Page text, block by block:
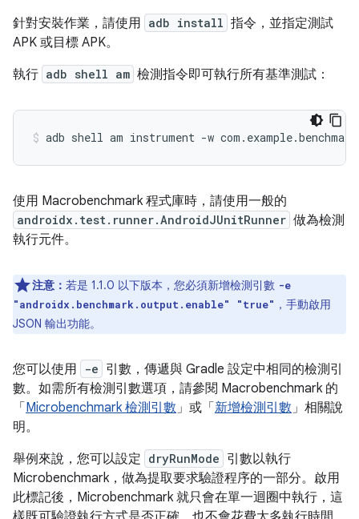
針對安裝作業，請使用 adb install 指令，並指定測試
APK 或目標 APK。
執行 adb shell am 檢測指令即可執行所有基準測試：
adb shell am instrument -w
使用 Macrobenchmark 程式庫時，請使用一般的
androidx.test.runner.AndroidJUnitRunner 做為檢測
執行元件。
注意： 若是 1.1.0 以下版本，您必須新增檢測引數 -e
"androidx.benchmark.output.enable" "true" ，手動啟用
JSON 輸出功能。
您可以使用 -e 引數，傳遞與 Gradle 設定中相同的檢測引
數。如需所有檢測引數選項，請參閱 Macrobenchmark 的
「 Microbenchmark 檢測引數」或「 新增檢測引數」相關說
明。
舉例來說，您可以設定 dryRunMode 引數以執行
Microbenchmark，做為提取要求驗證程序的一部分。啟用
此標記後，Microbenchmark 就只會在單一迴圈中執行，這